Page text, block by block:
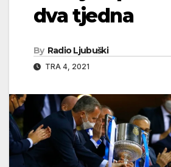
dva tjedna
By Radio Ljubuški
TRA 4, 2021